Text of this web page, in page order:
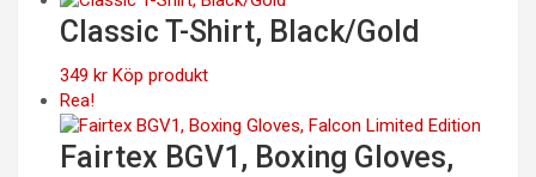
Classic T-Shirt, Black/Gold
349 kr Köp produkt
Rea!
Fairtex BGV1, Boxing Gloves,